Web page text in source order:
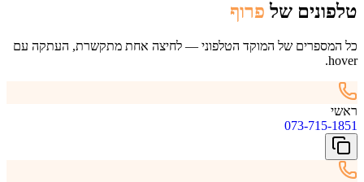
טלפונים של פרוף
כל המספרים של המוקד הטלפוני — לחיצה אחת מתקשרת, העתקה עם
hover.
ראשי
073-715-1851